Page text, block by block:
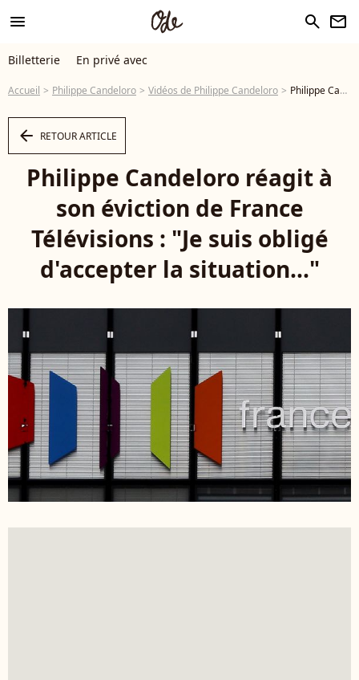
menu search newsletter
Billetterie En privé avec
Accueil Philippe Candeloro Vidéos de Philippe Candeloro Philippe Candeloro réagit à son éviction de France Télévisions : "Je suis obligé d'accepter la situation..." - Vidéo
arrow_left RETOUR ARTICLE
Philippe Candeloro réagit à
son éviction de France
Télévisions : "Je suis obligé
d'accepter la situation..."